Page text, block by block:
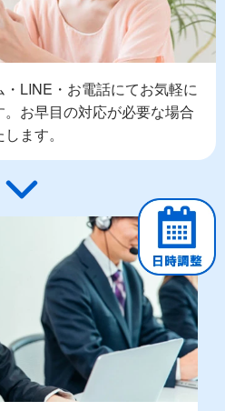
LINE・お電話にてお気軽に
お早目の対応が必要な場合
ます。